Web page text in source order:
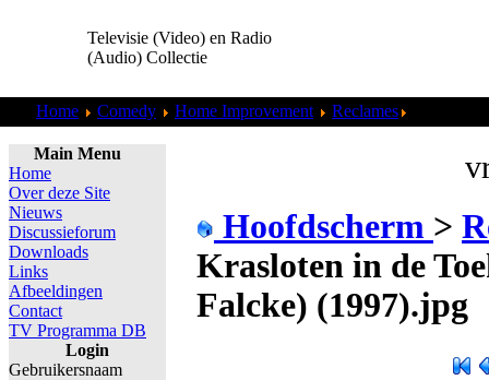
Televisie (Video) en Radio
(Audio) Collectie
Home Comedy Home Improvement Reclames
Main Menu
Home
Over deze Site
Nieuws
Discussieforum
Downloads
Links
Afbeeldingen
Contact
TV Programma DB
Login
Gebruikersnaam
Hoofdscherm >
Krasloten in de
Falcke) (1997).jpg